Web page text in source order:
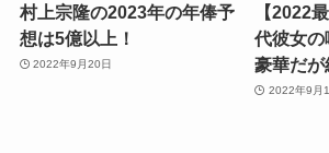
村上宗隆の2023年の年俸予
想は5億以上！
2022年9月20日
【2022
代彼女
豪華だが
2022年9月